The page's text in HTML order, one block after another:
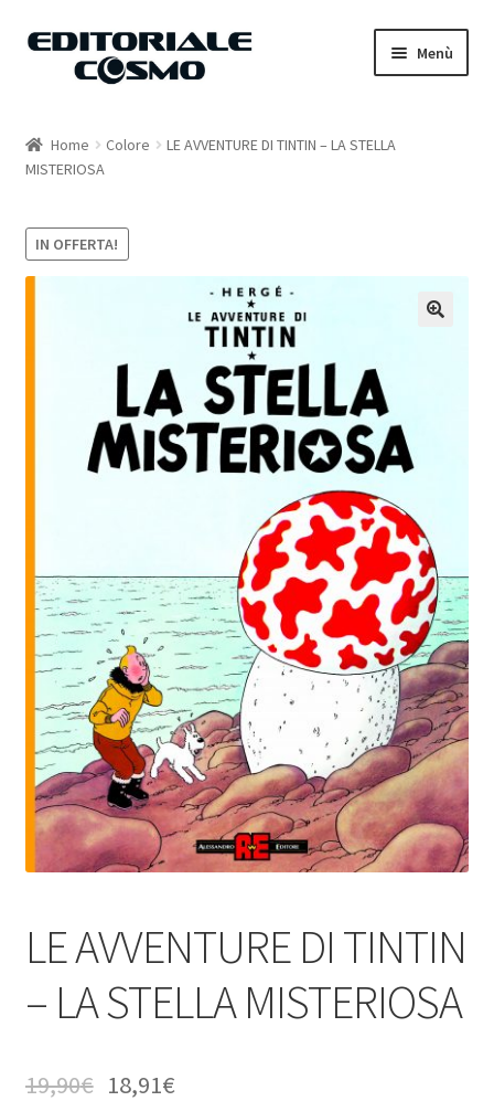
Vai
Vai
Menù
Catalogo
Carrello
Home Colore
LE AVVENTURE DI TINTIN – LA STELLA
MISTERIOSA
IN OFFERTA!
LE AVVENTURE DI TINTIN
– LA STELLA MISTERIOSA
19,90€ 18,91€